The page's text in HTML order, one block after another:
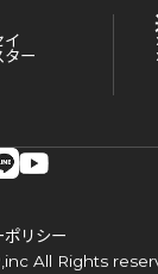
イ
ター
ポリシー
All Rights